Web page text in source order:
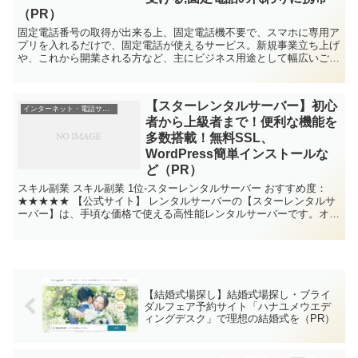
（PR）
固定電話番号の取得が出来る上、固定電話機不要で、スマホに専用ア
プリを入れるだけで、固定電話が使えるサービス。新規事業立ち上げ
や、これから開業される方など、主にビジネス用途として幅広いご支
インターネット・電話サービス
【スターレンタルサーバー】初心
者から上級者まで！便利な機能を
多数搭載！無料SSL、
WordPress簡単インストールな
ど（PR）
スキル副業 スキル副業 1位-スターレンタルサーバー おすすめ度：
★★★★★ 【公式サイト】 レンタルサーバーの【スターレンタルサ
ーバー】は、手頃な価格で使える高性能レンタルサーバーです。オー
【結婚式場探し】結婚式場探し・ブライ
ダルフェア予約サイト「ハナユメウエデ
ィングデスク」で理想の結婚式を（PR）